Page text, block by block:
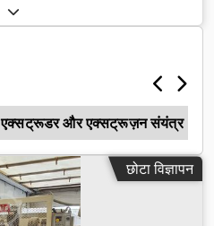
एक्सट्रूडर और एक्सट्रूज़न संयंत्र
छोटा विज्ञापन